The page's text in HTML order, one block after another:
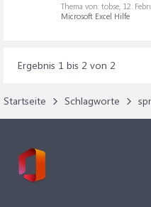
Thema von: tobse, 12.
Microsoft Excel Hilfe
Ergebnis 1 bis 2 von 2
Startseite Schlagworte